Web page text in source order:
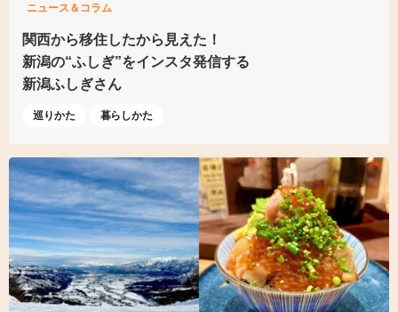
ニュース＆コラム
関西から移住したから見えた！
新潟の“ふしぎ”をインスタ発信する
新潟ふしぎさん
巡りかた 暮らしかた